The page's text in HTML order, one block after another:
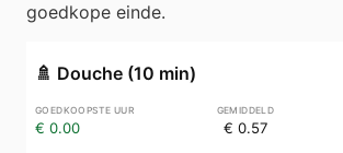
goedkope einde.
🚿 Douche (10 min)
€ 0.00 € 0.57